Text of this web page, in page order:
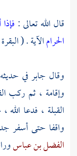
قال الله تعالى :
الحرامالآية . ( البقرة :
وقال جابرفي
وإقامة ، ثم ركب
القبلة ، فدعا
واقفا حتى أسفر
الفضل بن عباس